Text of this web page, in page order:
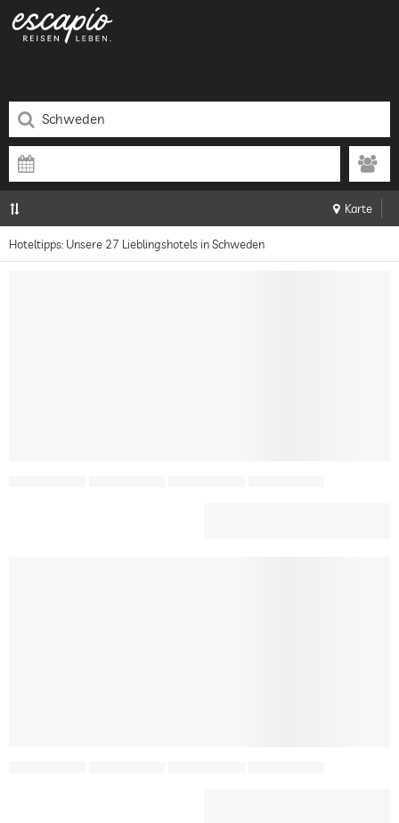
Karte
Hoteltipps: Unsere 27 Lieblingshotels in Schweden